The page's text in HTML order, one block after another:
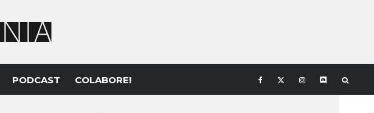
PODCAST COLABORE!